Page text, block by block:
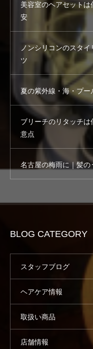
美容室のヘアセット
安
ノンシリコンのスタ
ツ
夏の紫外線・海・プ
ブリーチのリタッチ
意点
名古屋の梅雨に｜髪
BLOG CATEGORY
スタッフブログ
ヘアケア情報
取扱い商品
店舗情報